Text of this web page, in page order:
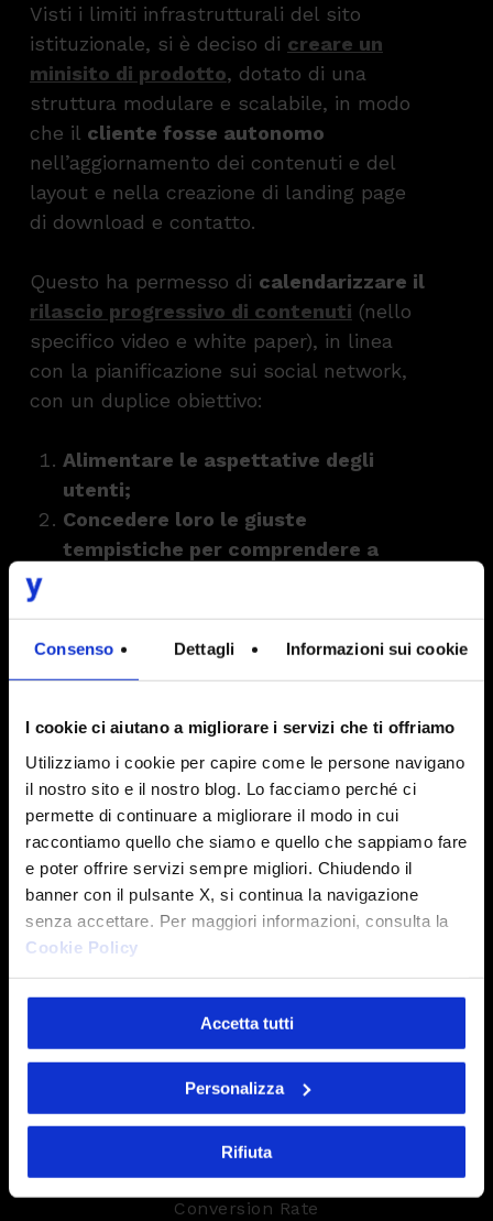
Consenso Dettagli Informazioni sui cookie
I cookie ci aiutano a migliorare i servizi che ti offriamo
Utilizziamo i cookie per capire come le persone navigano
il nostro sito e il nostro blog. Lo facciamo perché ci
permette di continuare a migliorare il modo in cui
raccontiamo quello che siamo e quello che sappiamo fare
e poter offrire servizi sempre migliori. Chiudendo il
banner con il pulsante X, si continua la navigazione
senza accettare. Per maggiori informazioni, consulta la
Cookie Policy
Accetta tutti
Personalizza
Rifiuta
Visti i limiti infrastrutturali del sito
istituzionale, si è deciso di creare un
minisito di prodotto, dotato di una
struttura modulare e scalabile, in modo
che il cliente fosse autonomo
nell’aggiornamento dei contenuti e del
layout e nella creazione di landing page
di download e contatto.
Questo ha permesso di calendarizzare il
rilascio progressivo di contenuti (nello
specifico video e white paper), in linea
con la pianificazione sui social network,
con un duplice obiettivo:
Alimentare le aspettative degli
utenti;
Concedere loro le giuste
tempistiche per comprendere a
I NUMERI DEL PROGETTO
8.55%
Conversion Rate